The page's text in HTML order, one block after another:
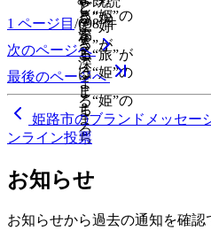
る“姫”の
ま
ち
じ
ま
る
き”が
深
ま
る“姫”の
ま
ち
ど
に“好
き”が
深
ま
る“姫”の
ま
ち
じ
わ
る“旅”が
は
じ
ま
る
1 ページ目 /698件
次のページへ
最後のページへ
姫路市のブランドメッセー
ンライン投票
お知らせ
お知らせから過去の通知を確認